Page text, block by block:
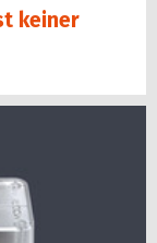
keiner